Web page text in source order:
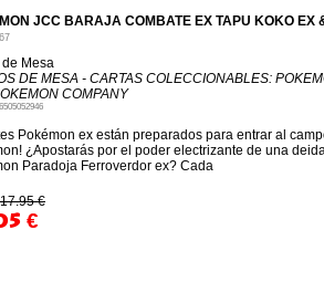
JCC BARAJA COMBATE EX TAPU KOKO EX
Mesa
DE MESA - CARTAS COLECCIONABLES:
COMPANY
Pokémon ex están preparados para entrar al
¿Apostarás por el poder electrizante de una
Paradoja Ferroverdor ex? Cada
€
€